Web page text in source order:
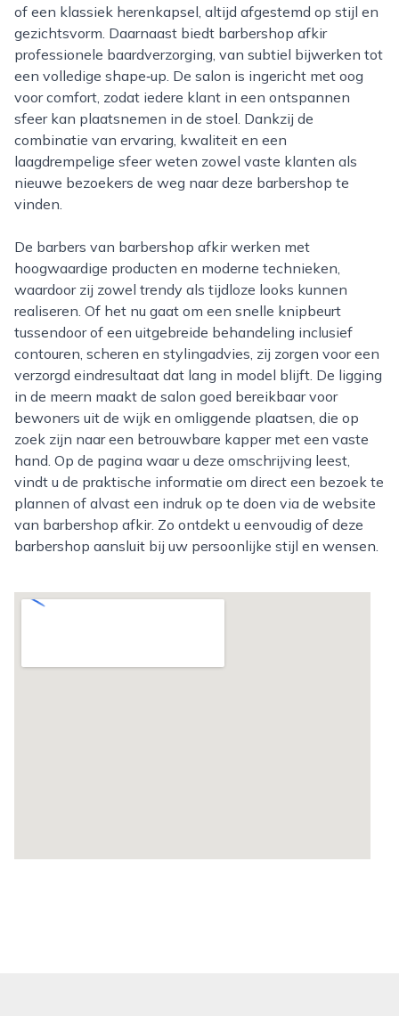
of een klassiek herenkapsel, altijd afgestemd op stijl en
gezichtsvorm. Daarnaast biedt barbershop afkir
professionele baardverzorging, van subtiel bijwerken tot
een volledige shape‑up. De salon is ingericht met oog
voor comfort, zodat iedere klant in een ontspannen
sfeer kan plaatsnemen in de stoel. Dankzij de
combinatie van ervaring, kwaliteit en een
laagdrempelige sfeer weten zowel vaste klanten als
nieuwe bezoekers de weg naar deze barbershop te
vinden.
De barbers van barbershop afkir werken met
hoogwaardige producten en moderne technieken,
waardoor zij zowel trendy als tijdloze looks kunnen
realiseren. Of het nu gaat om een snelle knipbeurt
tussendoor of een uitgebreide behandeling inclusief
contouren, scheren en stylingadvies, zij zorgen voor een
verzorgd eindresultaat dat lang in model blijft. De ligging
in de meern maakt de salon goed bereikbaar voor
bewoners uit de wijk en omliggende plaatsen, die op
zoek zijn naar een betrouwbare kapper met een vaste
hand. Op de pagina waar u deze omschrijving leest,
vindt u de praktische informatie om direct een bezoek te
plannen of alvast een indruk op te doen via de website
van barbershop afkir. Zo ontdekt u eenvoudig of deze
barbershop aansluit bij uw persoonlijke stijl en wensen.